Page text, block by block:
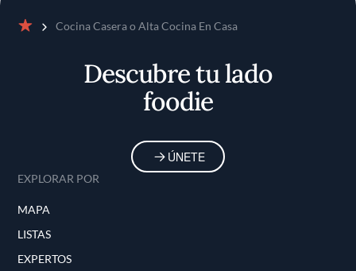
Cocina Casera o Alta Cocina En Casa
Descubre tu lado
foodie
ÚNETE
EXPLORAR POR
MAPA
LISTAS
EXPERTOS